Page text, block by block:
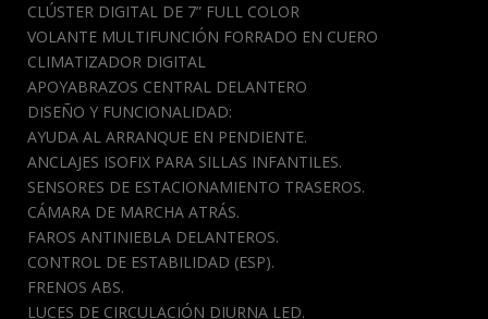
CLÚSTER DIGITAL DE 7” FULL COLOR
VOLANTE MULTIFUNCIÓN FORRADO EN CUERO
CLIMATIZADOR DIGITAL
APOYABRAZOS CENTRAL DELANTERO
DISEÑO Y FUNCIONALIDAD:
AYUDA AL ARRANQUE EN PENDIENTE.
ANCLAJES ISOFIX PARA SILLAS INFANTILES.
SENSORES DE ESTACIONAMIENTO TRASEROS.
CÁMARA DE MARCHA ATRÁS.
FAROS ANTINIEBLA DELANTEROS.
CONTROL DE ESTABILIDAD (ESP).
FRENOS ABS.
LUCES DE CIRCULACIÓN DIURNA LED.